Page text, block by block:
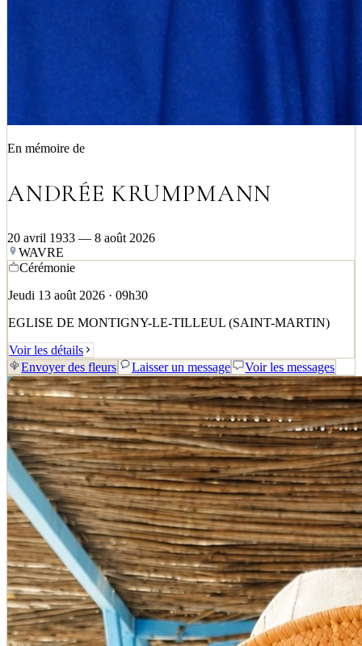
En mémoire de
ANDRÉE KRUMPMANN
20 avril 1933 — 8 août 2026
WAVRE
Cérémonie
Jeudi 13 août 2026 · 09h30
EGLISE DE MONTIGNY-LE-TILLEUL (SAINT-MARTIN)
Voir les détails
Envoyer des fleurs
Laisser un message Voir les messages